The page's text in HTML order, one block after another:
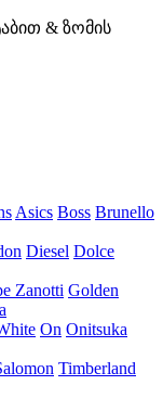
& ზომის
Asics Boss Brunello
Diesel Dolce
Zanotti Golden
On Onitsuka
Timberland